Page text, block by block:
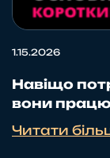
1.15.2026
Навіщо
вони
Читати